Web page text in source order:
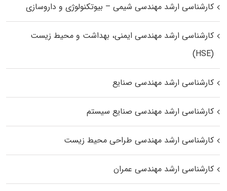
کارشناسی ارشد مهندسی شیمی – بیوتکنولوژی و داروسازی
کارشناسی ارشد مهندسی ایمنی، بهداشت و محیط زیست
(HSE)
کارشناسی ارشد مهندسی صنایع
کارشناسی ارشد مهندسی صنایع سیستم
کارشناسی ارشد مهندسی طراحی محیط زیست
کارشناسی ارشد مهندسی عمران